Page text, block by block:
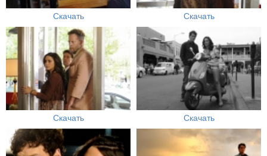
Скачать Скачать
Скачать Скачать